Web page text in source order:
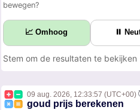
bewegen?
📈 Omhoog ⏸
Stem om de resultaten te bekijken
09 aug. 2026, 12:33:57 (UTC+00)
goud prijs berekenen